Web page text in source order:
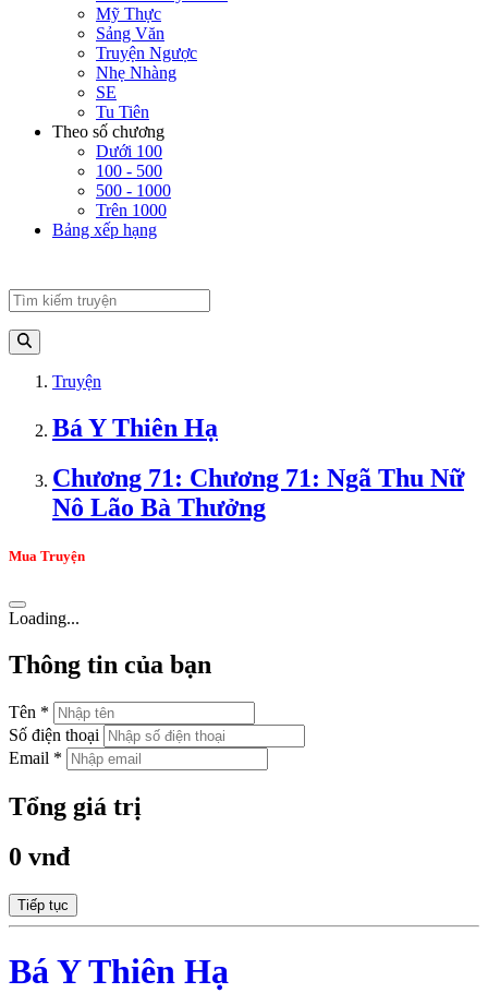
Mỹ Thực
Sảng Văn
Truyện Ngược
Nhẹ Nhàng
SE
Tu Tiên
Theo số chương
Dưới 100
100 - 500
500 - 1000
Trên 1000
Bảng xếp hạng
Truyện
Bá Y Thiên Hạ
Chương 71: Chương 71: Ngã Thu Nữ
Nô Lão Bà Thưởng
Mua Truyện
Loading...
Thông tin của bạn
Tên *
Số điện thoại
Email *
Tổng giá trị
0 vnđ
Tiếp tục
Bá Y Thiên Hạ